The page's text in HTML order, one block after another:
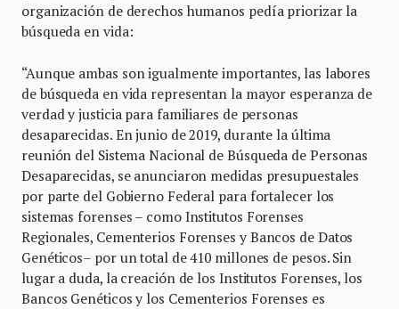
organización de derechos humanos pedía priorizar la
búsqueda en vida:
“Aunque ambas son igualmente importantes, las labores
de búsqueda en vida representan la mayor esperanza de
verdad y justicia para familiares de personas
desaparecidas. En junio de 2019, durante la última
reunión del Sistema Nacional de Búsqueda de Personas
Desaparecidas, se anunciaron medidas presupuestales
por parte del Gobierno Federal para fortalecer los
sistemas forenses – como Institutos Forenses
Regionales, Cementerios Forenses y Bancos de Datos
Genéticos– por un total de 410 millones de pesos. Sin
lugar a duda, la creación de los Institutos Forenses, los
Bancos Genéticos y los Cementerios Forenses es